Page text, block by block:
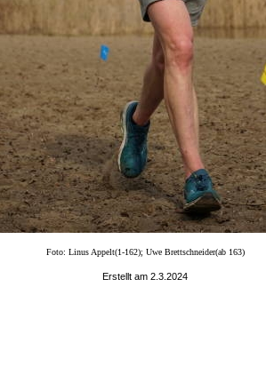
Foto: Linus Appelt(1-162); Uwe Brettschneider(ab 163)
Erstellt am 2.3.2024